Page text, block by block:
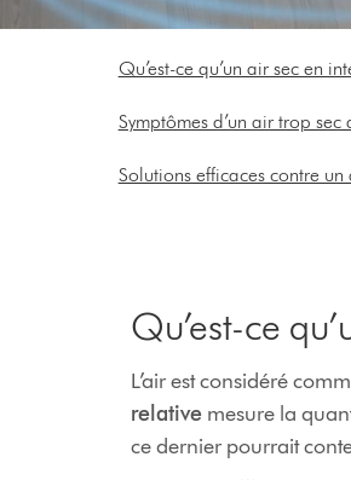
Qu’est-ce qu’un air sec en
Symptômes d’un air trop
Solutions efficaces contre un
Qu’est-ce
L’air est considéré
relativemesure la
ce dernier pourrait